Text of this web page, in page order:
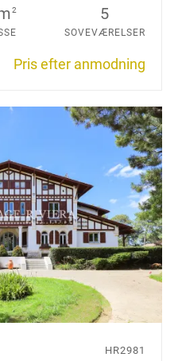
2 5
SOVEVÆRELSER
Pris efter anmodning
HR2981